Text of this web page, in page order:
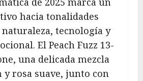
hacia tonalidades
tecnología y
El Peach Fuzz 13-
una delicada mezcla
y rosa suave, junto con